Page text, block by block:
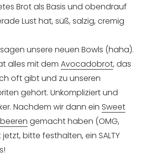
Brot als Basis und obendrauf
Lust hat, süß, salzig, cremig
unsere neuen Bowls (haha).
alles mit dem Avocadobrot, das
oft gibt und zu unseren
gehört. Unkompliziert und
Nachdem wir dann ein Sweet
gemacht haben (OMG,
bitte festhalten, ein SALTY